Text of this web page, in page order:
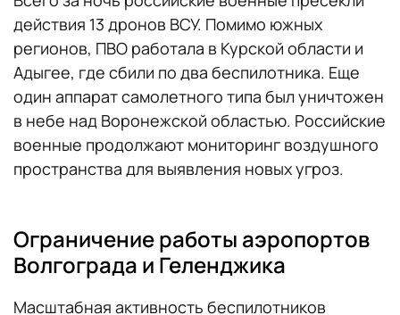
действия 13 дронов ВСУ. Помимо южных
регионов, ПВО работала в Курской области и
Адыгее, где сбили по два беспилотника. Еще
один аппарат самолетного типа был уничтожен
в небе над Воронежской областью. Российские
военные продолжают мониторинг воздушного
пространства для выявления новых угроз.
Ограничение работы аэропортов
Волгограда и Геленджика
Масштабная активность беспилотников